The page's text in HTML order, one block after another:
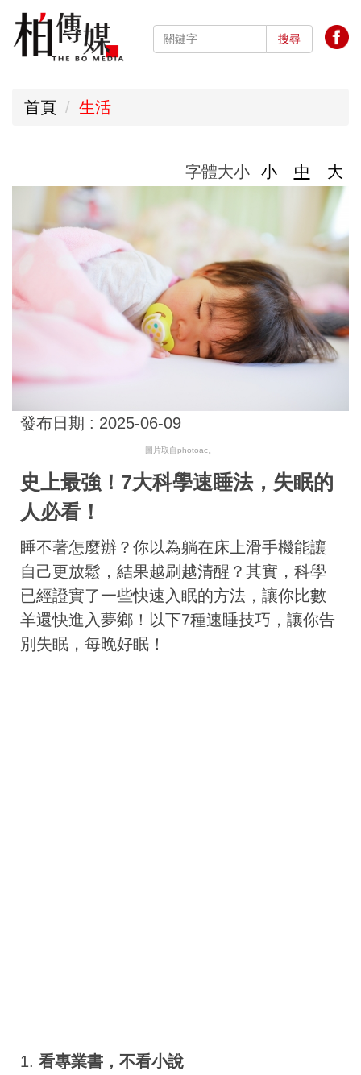
跳
到
搜尋
首頁 生活
字體大小 小 中 大
發布日期 : 2025-06-09
圖片取自photoac。
史上最強！7大科學速睡法，失眠的
人必看！
睡不著怎麼辦？你以為躺在床上滑手機能讓
自己更放鬆，結果越刷越清醒？其實，科學
已經證實了一些快速入眠的方法，讓你比數
羊還快進入夢鄉！以下7種速睡技巧，讓你告
別失眠，每晚好眠！
1. 看專業書，不看小說